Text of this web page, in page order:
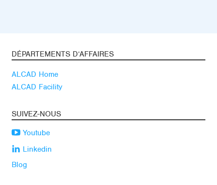
DÉPARTEMENTS D’AFFAIRES
ALCAD Home
ALCAD Facility
SUIVEZ-NOUS
Youtube
Linkedin
Blog